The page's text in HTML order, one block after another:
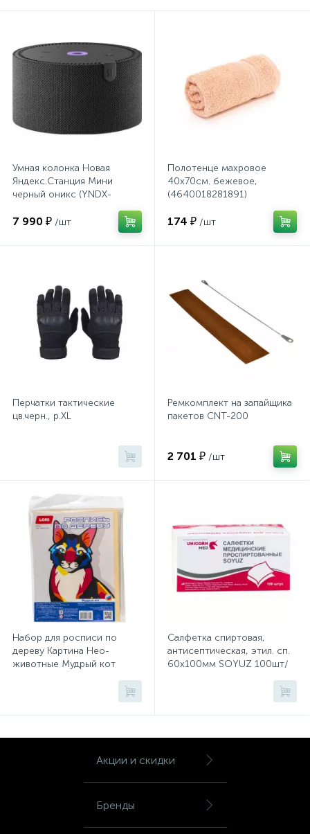
Умная колонка Новая
Яндекс.Станция Мини
черный оникс (YNDX-
7 990 ₽ /шт
Полотенце махровое
40х70см. бежевое,
(4640018281891)
174 ₽ /шт
Перчатки тактические
цв.черн., р.XL
Ремкомплект на запайщика
пакетов CNT-200
2 701 ₽ /шт
Набор для росписи по
дереву Картина Нео-
животные Мудрый кот
Салфетка спиртовая,
антисептическая, этил. сп.
60х100мм SOYUZ 100шт/
Акции и скидки
Бренды
Сейфы огне-взломостойкие
Сейфы огнестойкие
Сейфы оружейные
Системы хранения
Столы
Столы обеденные
Стулья для посетителей
Стулья и табуреты
Тумбы
Урны
Флаги
Фурнитура и комплектующие
Цветочницы